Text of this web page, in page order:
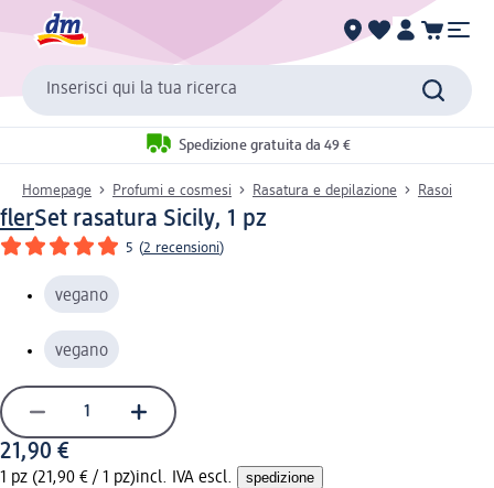
Inserisci qui la tua ricerca
Spedizione gratuita da 49 €
Homepage Profumi e cosmesi Rasatura e depilazione Rasoi
flerSet rasatura Sicily, 1 pz
5 (2 recensioni)
vegano
vegano
21,90 €
1 pz (21,90 € / 1 pz)incl. IVA escl. spedizione